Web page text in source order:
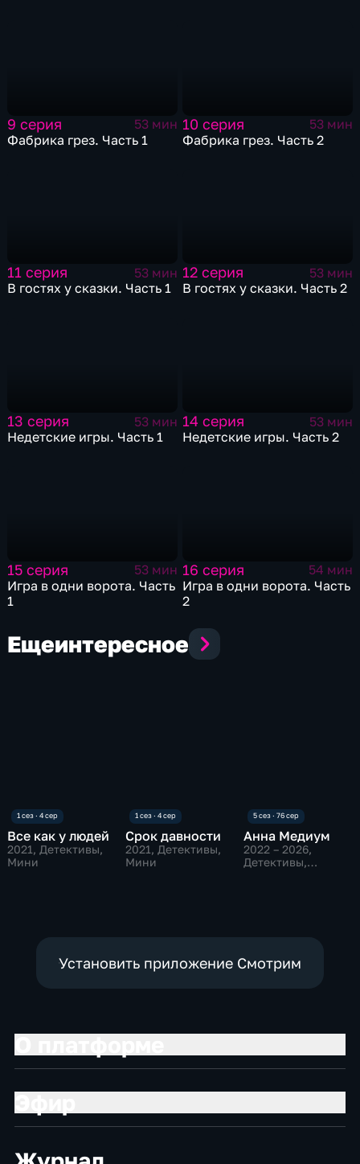
9 серия
53 мин
Фабрика грез. Часть 1
10 серия
53 мин
Фабрика грез. Часть 2
11 серия
53 мин
В гостях у сказки. Часть 1
12 серия
53 мин
В гостях у сказки. Часть 2
13 серия
53 мин
Недетские игры. Часть 1
14 серия
53 мин
Недетские игры. Часть 2
15 серия
53 мин
Игра в одни ворота. Часть
1
16 серия
54 мин
Игра в одни ворота. Часть
2
Ещеинтересное
Все как у людей
2021, Детективы,
Мини
Срок давности
2021, Детективы,
Мини
Анна Медиум
2022 – 2026,
Детективы,
Установить приложение Смотрим